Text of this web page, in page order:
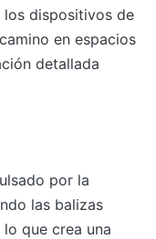
los dispositivos de
en espacios
detallada
por la
las balizas
que crea una